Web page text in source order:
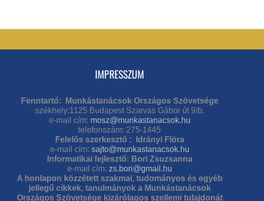
IMPRESSZUM
Fenntartó: Munkástanácsok Országos Szövetsége
székhely:1125 Budapest Szarvas Gábor út 9/b.
e-mail cím: mosz@munkastanacsok.hu
telefonszám: 275-1445
Felelős szerkesztő : Idrányi Flóra
e-mail cím: sajto@munkastanacsok.hu
Informatikai fejlesztő: Bori Zsuzsanna
e-mail cím: zs.bori@gmail.hu
A honlapon közzétett szakmai, tudományos és egyéb
jellegű cikkek, tanulmányok a Munkástanácsok
Országos Szövetsége kizárólagos szellemi tulajdonát